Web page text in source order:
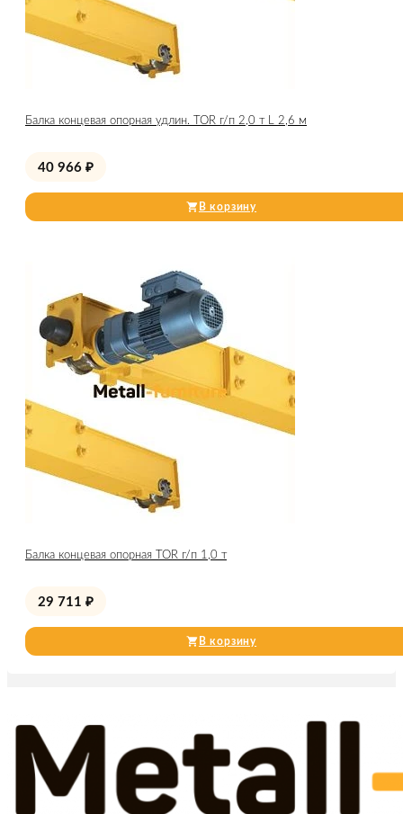
Балка концевая опорная удлин. TOR г/п 2,0 т L 2,6 м
40 966 ₽
В корзину
Балка концевая опорная TOR г/п 1,0 т
29 711 ₽
В корзину